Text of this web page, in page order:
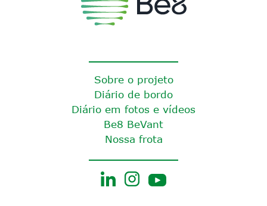
Sobre o projeto
Diário de bordo
Diário em fotos e vídeos
Be8 BeVant
Nossa frota